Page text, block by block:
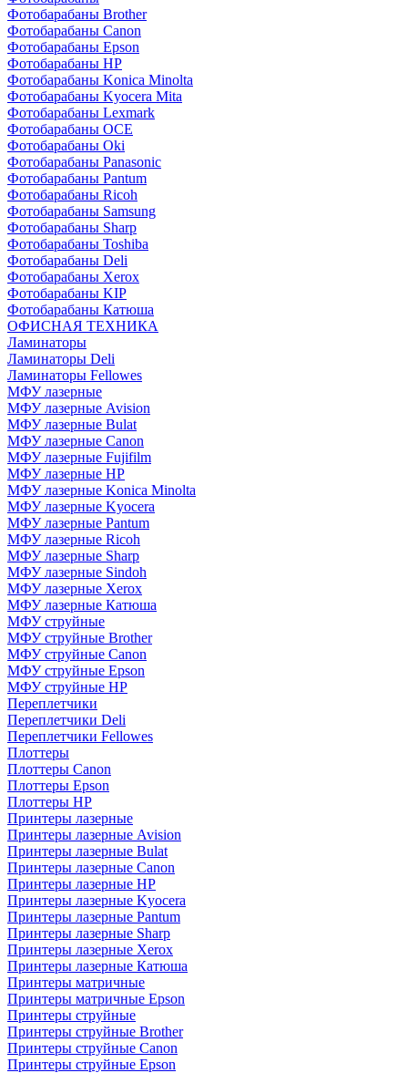
Фотобарабаны Brother
Фотобарабаны Canon
Фотобарабаны Epson
Фотобарабаны HP
Фотобарабаны Konica Minolta
Фотобарабаны Kyocera Mita
Фотобарабаны Lexmark
Фотобарабаны OCE
Фотобарабаны Oki
Фотобарабаны Panasonic
Фотобарабаны Pantum
Фотобарабаны Ricoh
Фотобарабаны Samsung
Фотобарабаны Sharp
Фотобарабаны Toshiba
Фотобарабаны Deli
Фотобарабаны Xerox
Фотобарабаны KIP
Фотобарабаны Катюша
ОФИСНАЯ ТЕХНИКА
Ламинаторы
Ламинаторы Deli
Ламинаторы Fellowes
МФУ лазерные
МФУ лазерные Avision
МФУ лазерные Bulat
МФУ лазерные Canon
МФУ лазерные Fujifilm
МФУ лазерные HP
МФУ лазерные Konica Minolta
МФУ лазерные Kyocera
МФУ лазерные Pantum
МФУ лазерные Ricoh
МФУ лазерные Sharp
МФУ лазерные Sindoh
МФУ лазерные Xerox
МФУ лазерные Катюша
МФУ струйные
МФУ струйные Brother
МФУ струйные Canon
МФУ струйные Epson
МФУ струйные HP
Переплетчики
Переплетчики Deli
Переплетчики Fellowes
Плоттеры
Плоттеры Canon
Плоттеры Epson
Плоттеры HP
Принтеры лазерные
Принтеры лазерные Avision
Принтеры лазерные Bulat
Принтеры лазерные Canon
Принтеры лазерные HP
Принтеры лазерные Kyocera
Принтеры лазерные Pantum
Принтеры лазерные Sharp
Принтеры лазерные Xerox
Принтеры лазерные Катюша
Принтеры матричные
Принтеры матричные Epson
Принтеры струйные
Принтеры струйные Brother
Принтеры струйные Canon
Принтеры струйные Epson